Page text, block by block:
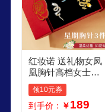
红妆诺 送礼物女凤
凰胸针高档女士中
式珐琅胸花气质西
装外套配饰品实用
高档胸针三件套礼
领10元券
到手价： ￥189